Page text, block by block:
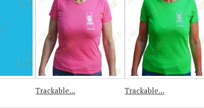
Trackable... Trackable...